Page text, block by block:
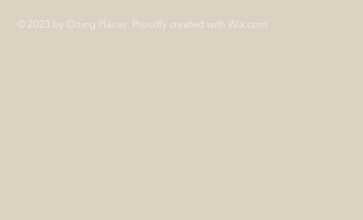
© 2023 by Going Places. Proudly created with Wix.com